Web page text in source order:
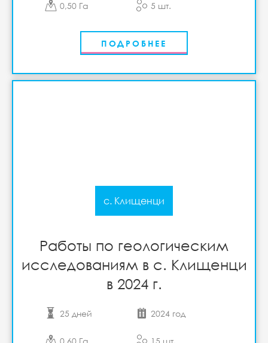
0,50 Га 5 шт.
ПОДРОБНЕЕ
с. Клищенци
Работы по геологическим
исследованиям в с. Клищенци
в 2024 г.
25 дней 2024 год
0,60 Га 15 шт.